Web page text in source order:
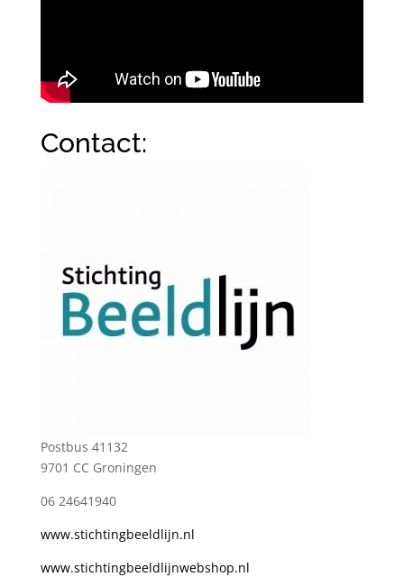
Contact:
Postbus 41132
9701 CC Groningen
06 24641940
www.stichtingbeeldlijn.nl
www.stichtingbeeldlijnwebshop.nl